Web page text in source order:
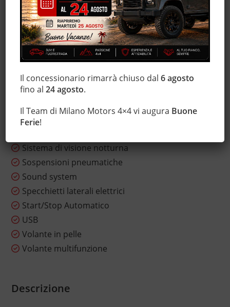
Interni in pelle
Isofix
Luci diurne
Marmitta catalitica
MP3
Regolazione elettrica sedili
Sedile posteriore sdoppiato
Sensore di pioggia
Servosterzo
Sistema di visione notturna
Sospensioni pneumatiche
Sound system
Specchietti laterali elettrici
Start/Stop Automatico
USB
Volante in pelle
Volante multifunzione
Descrizione
Il concessionario rimarrà chiuso dal6 agosto
fino al24 agosto.
Il Team di Milano Motors 4×4 vi augura Buone
Ferie!